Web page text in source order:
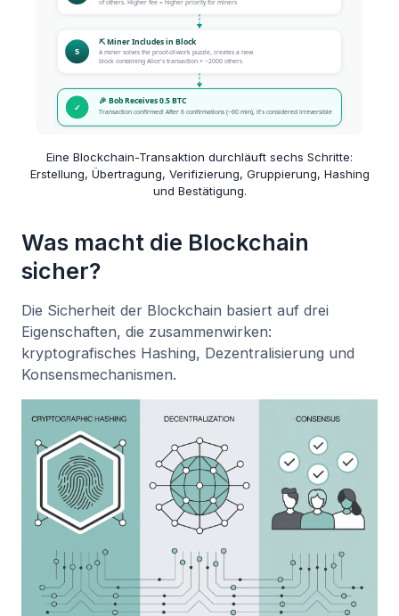
Eine Blockchain-Transaktion durchläuft sechs Schritte:
Erstellung, Übertragung, Verifizierung, Gruppierung, Hashing
und Bestätigung.
Was macht die Blockchain
sicher?
Die Sicherheit der Blockchain basiert auf drei
Eigenschaften, die zusammenwirken:
kryptografisches Hashing, Dezentralisierung und
Konsensmechanismen.